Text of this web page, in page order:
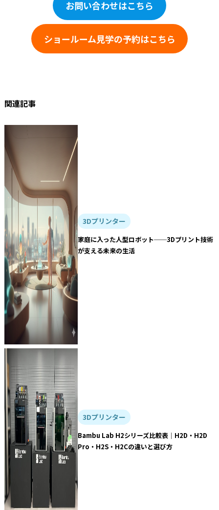
お問い合わせはこちら
ショールーム見学の予約はこちら
関連記事
3Dプリンター
家庭に入った人型ロボット──3Dプリント技術
が支える未来の生活
3Dプリンター
Bambu Lab H2シリーズ比較表｜H2D・H2D
Pro・H2S・H2Cの違いと選び方